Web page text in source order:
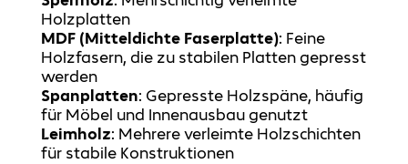
Holzplatten
MDF (Mitteldichte Faserplatte): Feine
Holzfasern, die zu stabilen Platten gepresst
werden
Spanplatten: Gepresste Holzspäne, häufig
für Möbel und Innenausbau genutzt
Leimholz: Mehrere verleimte Holzschichten
für stabile Konstruktionen